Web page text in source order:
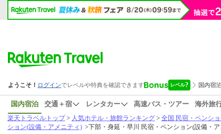
国内宿泊 交通＋宿 レンタカー 高速バス・ツアー
海外旅
楽天トラベルトップ> 人気ホテル・旅館ランキング > 全国 民宿・ペンシ
ション(設備・アメニティ) >下部・身延・早川 民宿・ペンション(設備・